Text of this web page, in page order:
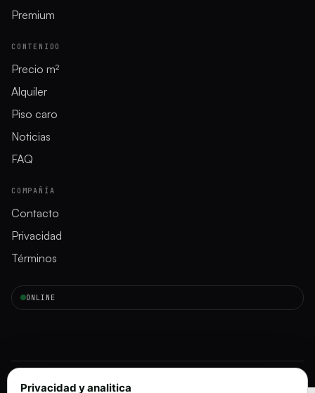
Premium
CONTENIDO
Precio m²
Alquiler
Piso caro
Noticias
FAQ
COMPAÑÍA
Contacto
Privacidad
Términos
ONLINE
Privacidad y analitica